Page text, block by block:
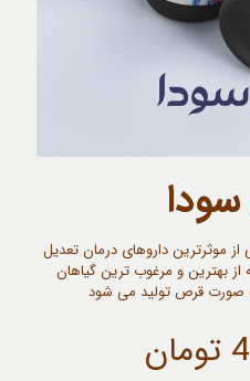
موثرترین داروهای درمان تعدیل
بهترین و مرغوب ترین گیاهان
صورت قرص تولید می شود
تومان